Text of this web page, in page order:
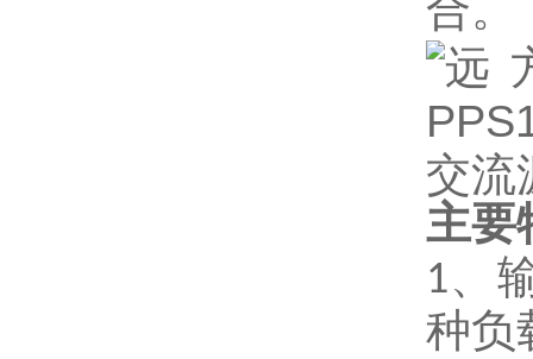
合。
主要
1、
种负